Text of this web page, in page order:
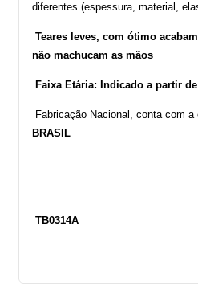
diferentes (espessura, material,
Teares leves, com ótimo
não machucam as mãos
Faixa Etária: Indicado a partir
Fabricação Nacional, conta com a
BRASIL
TB0314A